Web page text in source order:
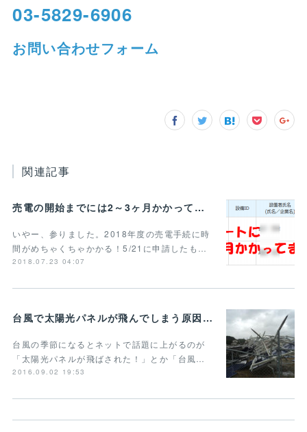
03-5829-6906
お問い合わせフォーム
関連記事
売電の開始までには2～3ヶ月かかってます
いやー、参りました。2018年度の売電手続に時
間がめちゃくちゃかかる！5/21に申請したも…
2018.07.23 04:07
台風で太陽光パネルが飛んでしまう原因とは？
台風の季節になるとネットで話題に上がるのが
「太陽光パネルが飛ばされた！」とか「台風…
2016.09.02 19:53